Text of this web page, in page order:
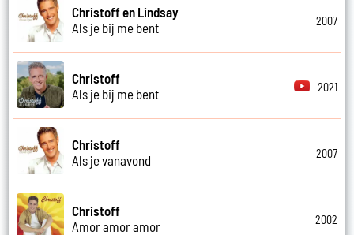
Christoff en Lindsay
Als je bij me bent
2007
Christoff
Als je bij me bent
2021
Christoff
Als je vanavond
2007
Christoff
Amor amor amor
2002